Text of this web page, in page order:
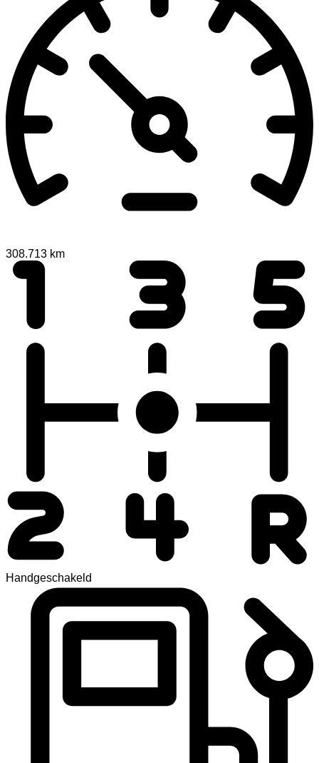
308.713 km
Handgeschakeld